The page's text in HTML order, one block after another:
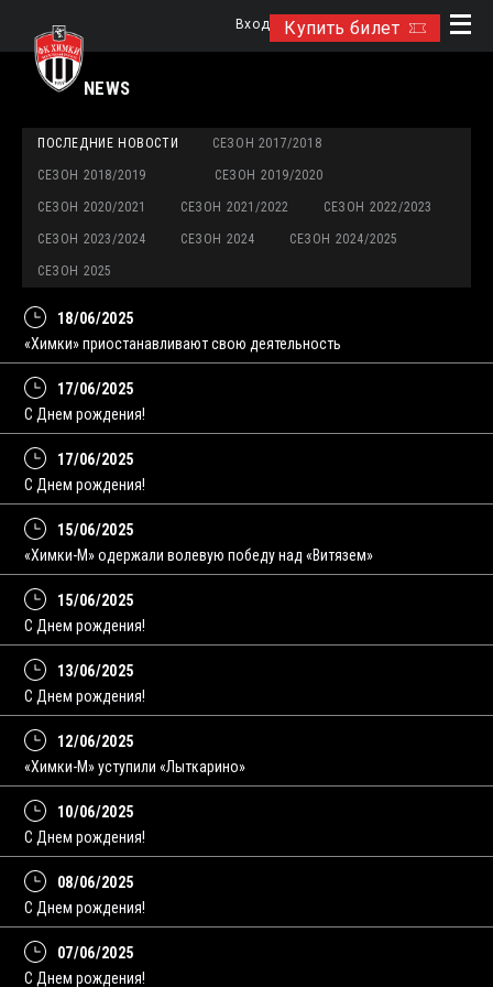
Купить билет
Вход
NEWS
ПОСЛЕДНИЕ НОВОСТИ СЕЗОН 2017/2018
СЕЗОН 2018/2019 СЕЗОН 2019/2020
СЕЗОН 2020/2021 СЕЗОН 2021/2022 СЕЗОН 2022/2023
СЕЗОН 2023/2024 СЕЗОН 2024 СЕЗОН 2024/2025
СЕЗОН 2025
18/06/2025
«Химки» приостанавливают свою деятельность
17/06/2025
С Днем рождения!
17/06/2025
С Днем рождения!
15/06/2025
«Химки-М» одержали волевую победу над «Витязем»
15/06/2025
С Днем рождения!
13/06/2025
C Днем рождения!
12/06/2025
«Химки-М» уступили «Лыткарино»
10/06/2025
С Днем рождения!
08/06/2025
C Днем рождения!
07/06/2025
С Днем рождения!